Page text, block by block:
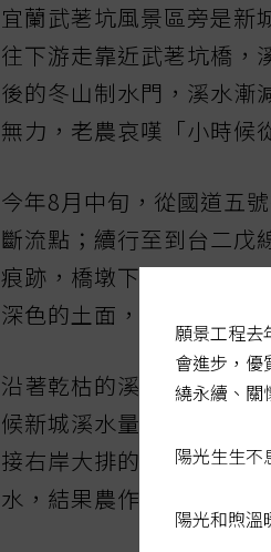
宜蘭武荖坑風景區旁是新
往下游走靠近武荖坑橋，
後的冬山制水門，溪水漸
無力，老農哀嘆「小時候
今年8月中旬，從國道五
斷流點；續行至到台二戊
痕跡，橋墩下荒煙蔓草，
深色的土面，足以證明7
沿著乾枯的溪床走向岸邊
候新城溪水量豐沛，大水
接右岸大排的水來灌溉。
水，結果農作物等不到水
願景工程去
會進步，優
繞永續、關
陽光生生不
陽光和煦溫